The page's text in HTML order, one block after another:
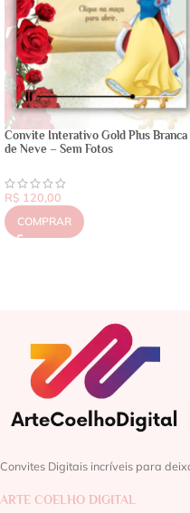
Convite Interativo Gold Plus Branca
de Neve – Sem Fotos
R$ 120,00
COMPRAR
Convites Digitais incríveis para
ARTE COELHO DIGITAL